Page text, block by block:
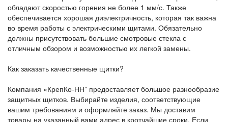
обладают скоростью горения не более 1 мм/с. Также
обеспечивается хорошая диэлектричность, которая так важна
во время работы с электрическими щитами. Обязательно
должны присутствовать большие смотровые стекла с
отличным обзором и возможностью их легкой замены.
Как заказать качественные щитки?
Компания «КрепКо-НН” предоставляет большое разнообразие
защитных щитков. Выбирайте изделия, соответствующие
вашим требованиям и оформляйте заказ. Мы доставим
товары на указанный вами адрес в кротчайшие сроки. Если